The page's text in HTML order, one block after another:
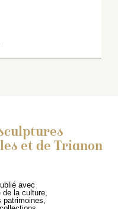
et de Trianon
avec
de la culture,
patrimoines,